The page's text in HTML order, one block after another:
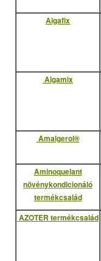
Algafix
Algamix
Amalgerol®
Aminoquelant
növénykondicionáló
termékcsalád
AZOTER termékcsalád